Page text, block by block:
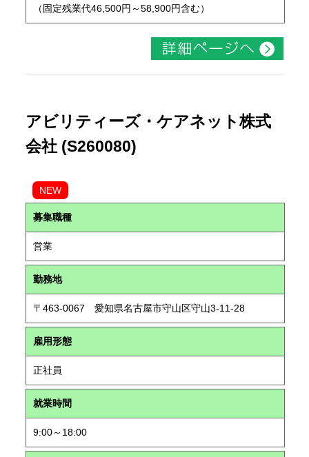
（固定残業代46,500円～58,900円含む）
アビリティーズ・ケアネット株式
会社 (S260080)
NEW
募集職種
営業
勤務地
〒463-0067 愛知県名古屋市守山区守山3-11-28
雇用形態
正社員
就業時間
9:00～18:00